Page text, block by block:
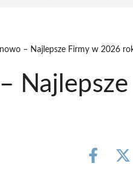
– Najlepsze Firmy w 2026
Share